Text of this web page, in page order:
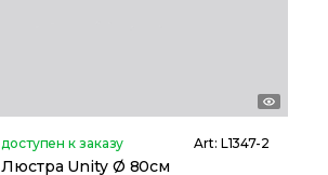
доступен к заказу Art: L1347-2
Люстра Unity Ø 80см